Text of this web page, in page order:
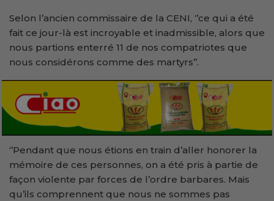
Selon l’ancien commissaire de la CENI, ‘’ce qui a été
fait ce jour-là est incroyable et inadmissible, alors que
nous partions enterré 11 de nos compatriotes que
nous considérons comme des martyrs’’.
‘’Pendant que nous étions en train d’aller honorer la
mémoire de ces personnes, on a été pris à partie de
façon violente par forces de l’ordre barbares. Mais
qu’ils comprennent que nous ne sommes pas